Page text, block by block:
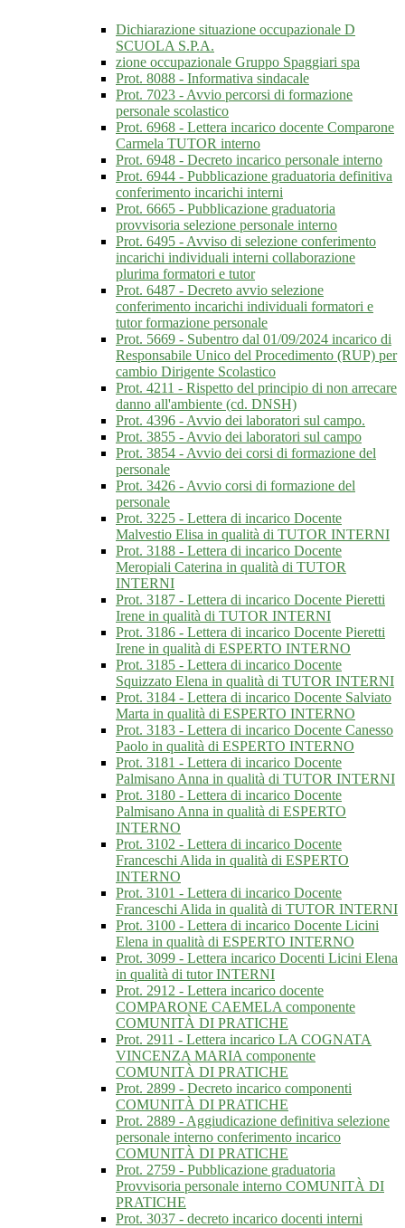
Dichiarazione situazione occupazionale D
SCUOLA S.P.A.
zione occupazionale Gruppo Spaggiari spa
Prot. 8088 - Informativa sindacale
Prot. 7023 - Avvio percorsi di formazione
personale scolastico
Prot. 6968 - Lettera incarico docente Comparone
Carmela TUTOR interno
Prot. 6948 - Decreto incarico personale interno
Prot. 6944 - Pubblicazione graduatoria definitiva
conferimento incarichi interni
Prot. 6665 - Pubblicazione graduatoria
provvisoria selezione personale interno
Prot. 6495 - Avviso di selezione conferimento
incarichi individuali interni collaborazione
plurima formatori e tutor
Prot. 6487 - Decreto avvio selezione
conferimento incarichi individuali formatori e
tutor formazione personale
Prot. 5669 - Subentro dal 01/09/2024 incarico di
Responsabile Unico del Procedimento (RUP) per
cambio Dirigente Scolastico
Prot. 4211 - Rispetto del principio di non arrecare
danno all'ambiente (cd. DNSH)
Prot. 4396 - Avvio dei laboratori sul campo.
Prot. 3855 - Avvio dei laboratori sul campo
Prot. 3854 - Avvio dei corsi di formazione del
personale
Prot. 3426 - Avvio corsi di formazione del
personale
Prot. 3225 - Lettera di incarico Docente
Malvestio Elisa in qualità di TUTOR INTERNI
Prot. 3188 - Lettera di incarico Docente
Meropiali Caterina in qualità di TUTOR
INTERNI
Prot. 3187 - Lettera di incarico Docente Pieretti
Irene in qualità di TUTOR INTERNI
Prot. 3186 - Lettera di incarico Docente Pieretti
Irene in qualità di ESPERTO INTERNO
Prot. 3185 - Lettera di incarico Docente
Squizzato Elena in qualità di TUTOR INTERNI
Prot. 3184 - Lettera di incarico Docente Salviato
Marta in qualità di ESPERTO INTERNO
Prot. 3183 - Lettera di incarico Docente Canesso
Paolo in qualità di ESPERTO INTERNO
Prot. 3181 - Lettera di incarico Docente
Palmisano Anna in qualità di TUTOR INTERNI
Prot. 3180 - Lettera di incarico Docente
Palmisano Anna in qualità di ESPERTO
INTERNO
Prot. 3102 - Lettera di incarico Docente
Franceschi Alida in qualità di ESPERTO
INTERNO
Prot. 3101 - Lettera di incarico Docente
Franceschi Alida in qualità di TUTOR INTERNI
Prot. 3100 - Lettera di incarico Docente Licini
Elena in qualità di ESPERTO INTERNO
Prot. 3099 - Lettera incarico Docenti Licini Elena
in qualità di tutor INTERNI
Prot. 2912 - Lettera incarico docente
COMPARONE CAEMELA componente
COMUNITÀ DI PRATICHE
Prot. 2911 - Lettera incarico LA COGNATA
VINCENZA MARIA componente
COMUNITÀ DI PRATICHE
Prot. 2899 - Decreto incarico componenti
COMUNITÀ DI PRATICHE
Prot. 2889 - Aggiudicazione definitiva selezione
personale interno conferimento incarico
COMUNITÀ DI PRATICHE
Prot. 2759 - Pubblicazione graduatoria
Provvisoria personale interno COMUNITÀ DI
PRATICHE
Prot. 3037 - decreto incarico docenti interni